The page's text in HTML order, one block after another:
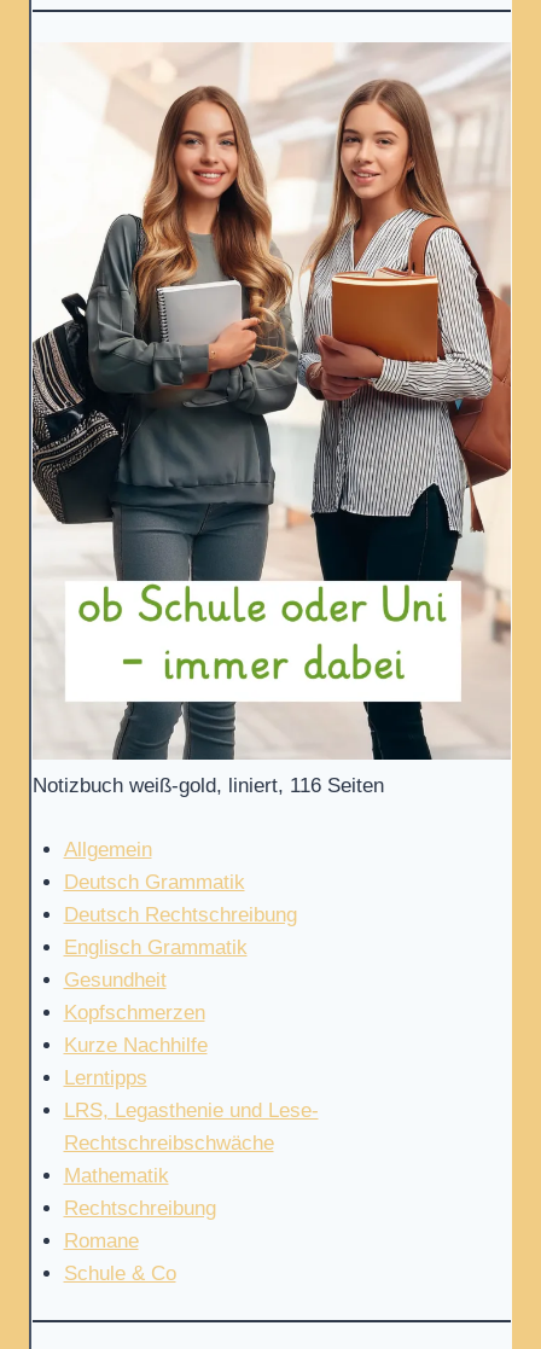
Notizbuch weiß-gold, liniert, 116 Seiten
Allgemein
Deutsch Grammatik
Deutsch Rechtschreibung
Englisch Grammatik
Gesundheit
Kopfschmerzen
Kurze Nachhilfe
Lerntipps
LRS, Legasthenie und Lese-
Rechtschreibschwäche
Mathematik
Rechtschreibung
Romane
Schule & Co